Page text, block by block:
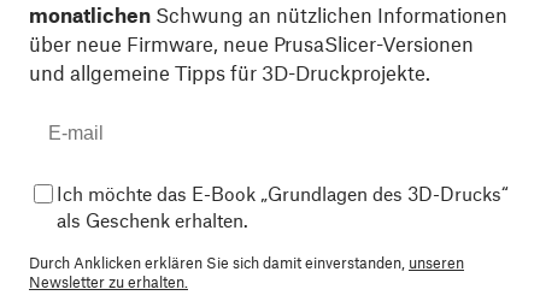
monatlichen Schwung an nützlichen Informationen
über neue Firmware, neue PrusaSlicer-Versionen
und allgemeine Tipps für 3D-Druckprojekte.
Ich möchte das E-Book „Grundlagen des 3D-Drucks“
als Geschenk erhalten.
Durch Anklicken erklären Sie sich damit einverstanden, unseren
Newsletter zu erhalten.